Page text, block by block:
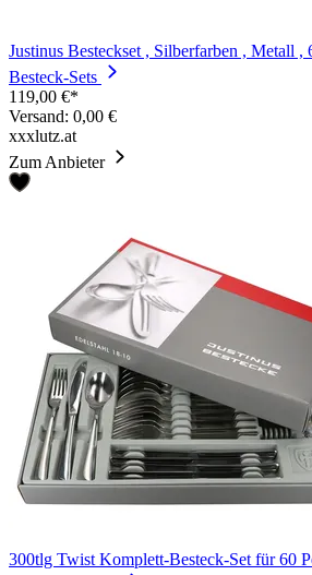
Justinus Besteckset , Silberfarben , Metall ,
Besteck-Sets
119,00 €*
Versand: 0,00 €
xxxlutz.at
Zum Anbieter
300tlg Twist Komplett-Besteck-Set für 60